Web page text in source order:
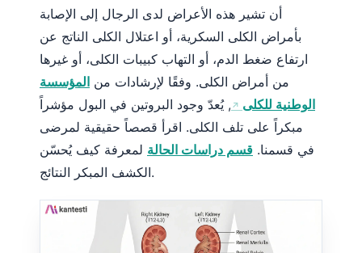
أن تشير هذه الأعراض لدى الرجال إلى الإصابة
بأمراض الكلى السكرية، أو اعتلال الكلى الناتج عن
ارتفاع ضغط الدم، أو التهاب كبيبات الكلى، أو غيرها
من أمراض الكلى. وفقًا لإرشادات من المؤسسة
الوطنية للكلى
, يُعدّ وجود البروتين في البول مؤشراً
مبكراً على تلف الكلى. اقرأ قصصاً حقيقية لمرضى
في قسمنا. قسم دراسات الحالة لمعرفة كيف يُحسّن
الكشف المبكر النتائج.
Български
Dansk
Nederlands
Bahasa Indonesia
Հայերեն
Íslenska
Српски језик